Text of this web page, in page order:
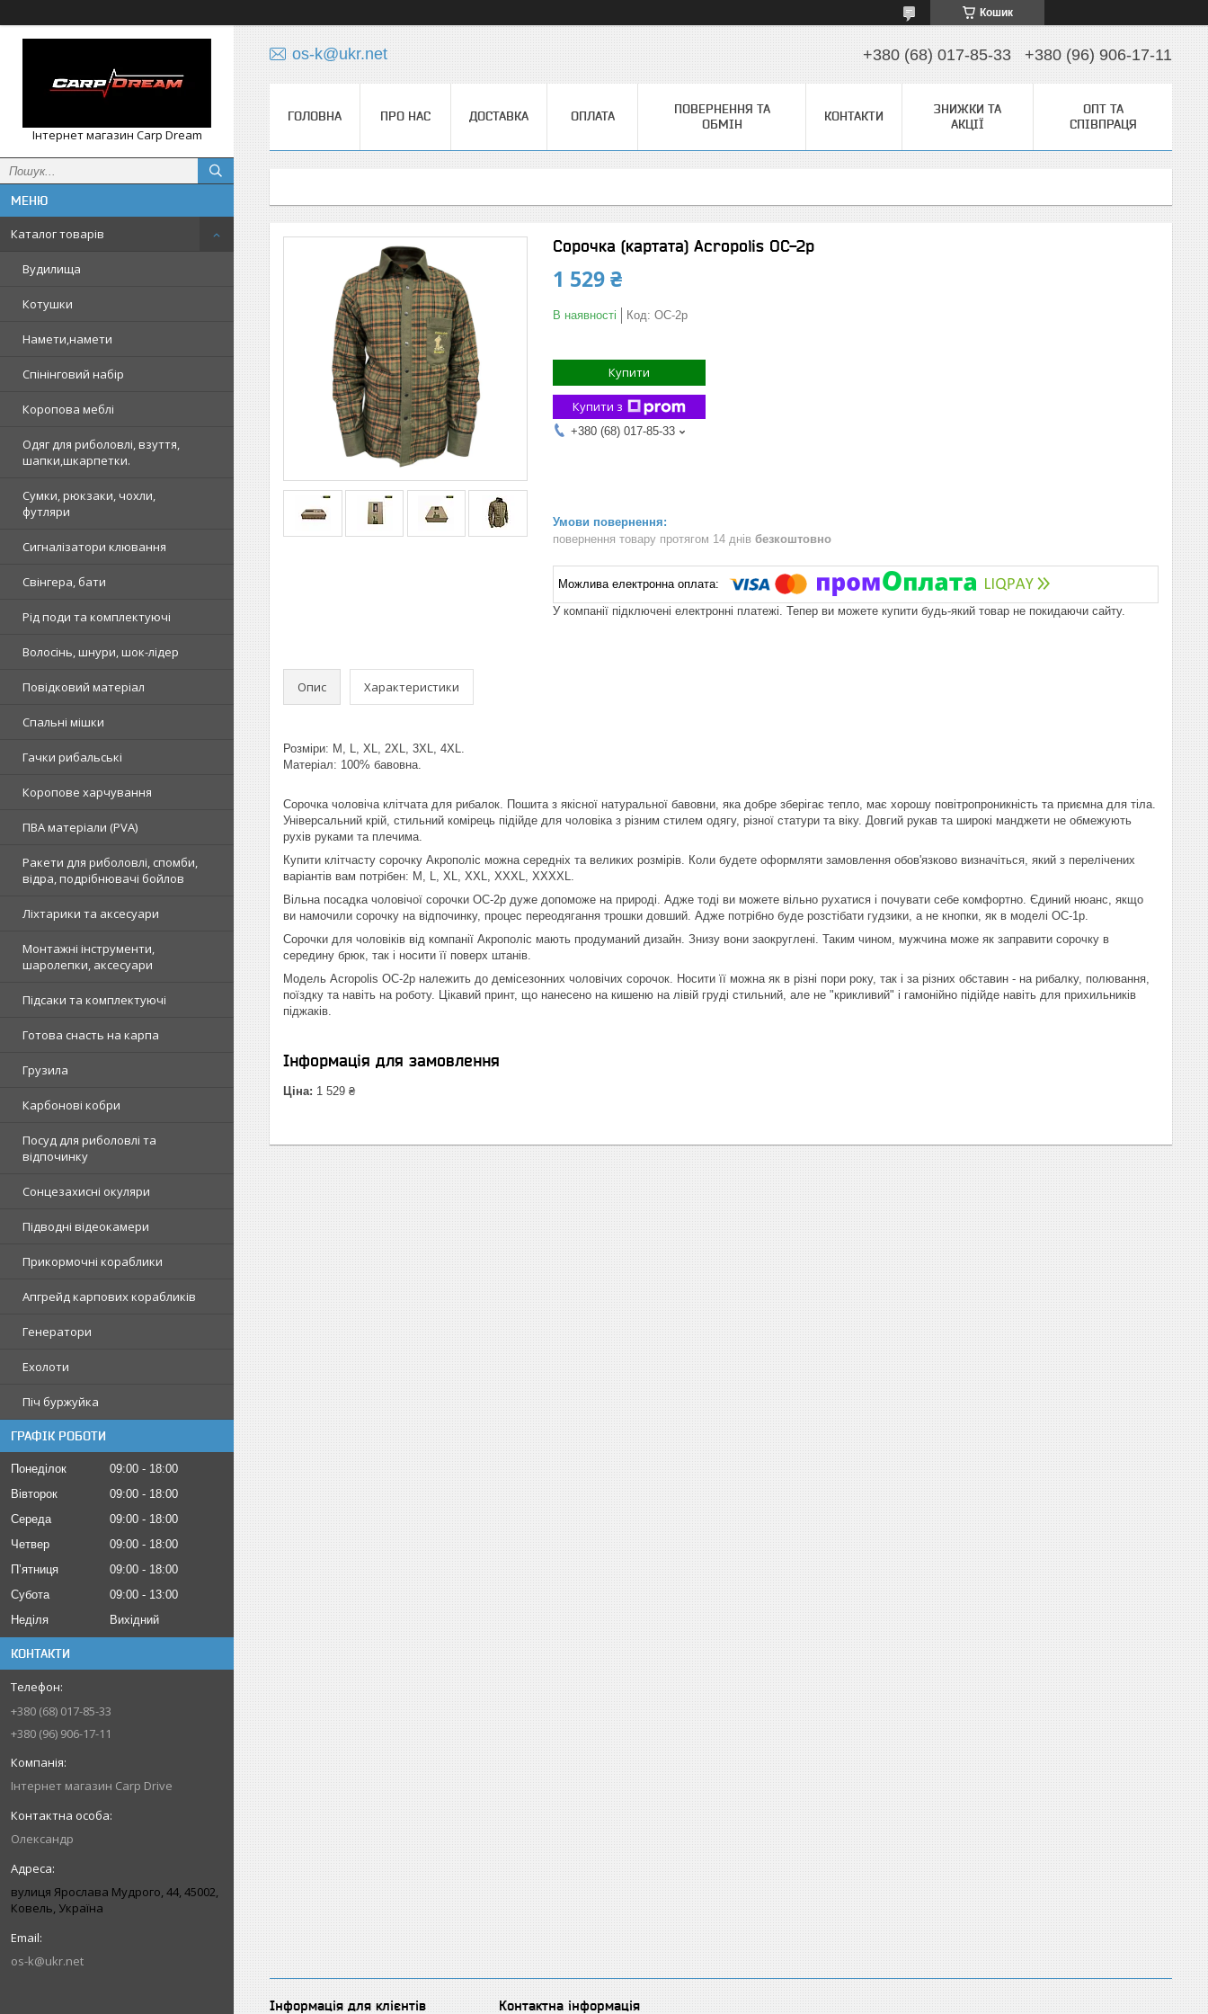
Кошик
Інтернет магазин Carp Dream
Каталог товарів
Вудилища
Котушки
Намети,намети
Спінінговий набір
Коропова меблі
Одяг для риболовлі, взуття,
шапки,шкарпетки.
Сумки, рюкзаки, чохли,
футляри
Сигналізатори клювання
Свінгера, бати
Рід поди та комплектуючі
Волосінь, шнури, шок-лідер
Повідковий матеріал
Спальні мішки
Гачки рибальські
Коропове харчування
ПВА матеріали (PVA)
Ракети для риболовлі, спомби,
відра, подрібнювачі бойлов
Ліхтарики та аксесуари
Монтажні інструменти,
шаролепки, аксесуари
Підсаки та комплектуючі
Готова снасть на карпа
Грузила
Карбонові кобри
Посуд для риболовлі та
відпочинку
Сонцезахисні окуляри
Підводні відеокамери
Прикормочні кораблики
Апгрейд карпових корабликів
Генератори
Ехолоти
Піч буржуйка
ГРАФІК РОБОТИ
Понеділок 09:00
18:00
Вівторок
09:00
18:00
Середа
09:00
18:00
Четвер
09:00
18:00
Пʼятниця
09:00
18:00
Субота
09:00
13:00
Неділя
Вихідний
КОНТАКТИ
+380 (68) 017-85-33
+380 (96) 906-17-11
Інтернет магазин Carp Drive
Олександр
вулиця Ярослава Мудрого, 44, 45002,
Ковель, Україна
os-k@ukr.net
os-k@ukr.net +380 (68) 017-85-33 +380 (96) 906-17-11
ГОЛОВНА ПРО НАС ДОСТАВКА ОПЛАТА
ПОВЕРНЕННЯ ТА
ОБМІН
КОНТАКТИ
ЗНИЖКИ ТА
АКЦІЇ
ОПТ ТА
СПІВПРАЦЯ
Сорочка (картата) Acropolis ОС-2р
1 529 ₴
В наявності Код: ОС-2р
Купити
Купити з
+380 (68) 017-85-33
повернення товару протягом 14 днів безкоштовно
У компанії підключені електронні платежі. Тепер ви можете купити будь-який товар не покидаючи сайту.
Опис Характеристики
Розміри: М, L, XL, 2XL, 3XL, 4XL.
Матеріал: 100% бавовна.
Сорочка чоловіча клітчата для рибалок. Пошита з якісної натуральної бавовни, яка добре зберігає тепло, має хорошу повітропроникність та приємна для тіла.
Універсальний крій, стильний комірець підійде для чоловіка з різним стилем одягу, різної статури та віку. Довгий рукав та широкі манджети не обмежують
рухів руками та плечима.
Купити клітчасту сорочку Акрополіс можна середніх та великих розмірів. Коли будете оформляти замовлення обов'язково визначіться, який з перелічених
варіантів вам потрібен: М, L, XL, XXL, XXXL, XXXXL.
Вільна посадка чоловічої сорочки ОС-2р дуже допоможе на природі. Адже тоді ви можете вільно рухатися і почувати себе комфортно. Єдиний нюанс, якщо
ви намочили сорочку на відпочинку, процес переодягання трошки довший. Адже потрібно буде розстібати гудзики, а не кнопки, як в моделі ОС-1р.
Сорочки для чоловіків від компанії Акрополіс мають продуманий дизайн. Знизу вони заокруглені. Таким чином, мужчина може як заправити сорочку в
середину брюк, так і носити її поверх штанів.
Модель Acropolis ОС-2р належить до демісезонних чоловічих сорочок. Носити її можна як в різні пори року, так і за різних обставин - на рибалку, полювання,
поїздку та навіть на роботу. Цікавий принт, що нанесено на кишеню на лівій груді стильний, але не "крикливий" і гамонійно підійде навіть для прихильників
піджаків.
Інформація для замовлення
Ціна: 1 529 ₴
Інформація для клієнтів Контактна інформація